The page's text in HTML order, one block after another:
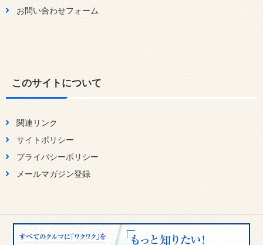
お問い合わせフォーム
このサイトについて
関連リンク
サイトポリシー
プライバシーポリシー
メールマガジン登録